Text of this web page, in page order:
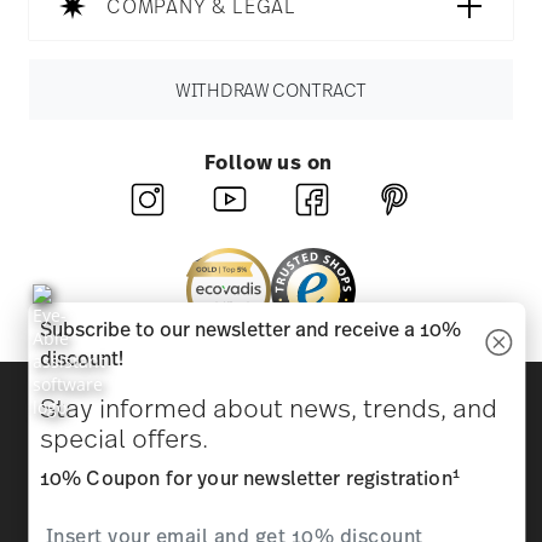
COMPANY & LEGAL
WITHDRAW CONTRACT
Follow us on
Beauty & functionality for your home
Homepage General terms and conditions
Privacy
Subscribe to our newsletter and receive a 10%
discount!
Stay informed about news, trends, and
special offers.
10% Coupon for your newsletter registration1